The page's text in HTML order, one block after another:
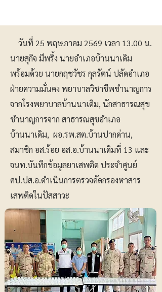
วันที่ 25 พฤษภาคม 2569 เวลา 13.00 น.
นายสุกิจ มีพริ้ง นายอำเภอบ้านนาเดิม
พร้อมด้วย นายกฤชวัชร กุลรัตน์ ปลัดอำเภอ
ฝ่ายความมั่นคง พยาบาลวิชาชีพชำนาญการ
จากโรงพยาบาลบ้านนาเดิม, นักสาธารณสุข
ชำนาญการจาก สาธารณสุขอำเภอ
บ้านนาเดิม, ผอ.รพ.สต.บ้านปากด่าน,
สมาชิก อส.ร้อย อส.อ.บ้านนาเดิมที่ 13 และ
จนท.บันทึกข้อมูลยาเสพติด ประจำศูนย์
ศป.ปส.อ.ดำเนินการตรวจคัดกรองหาสาร
เสพติดในปัสสาวะ